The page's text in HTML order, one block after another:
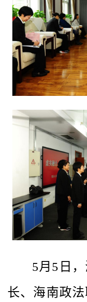
5月5日
长、海南政